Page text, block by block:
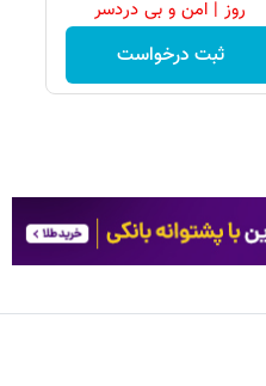
روز | امن و بی دردسر
ثبت درخواست